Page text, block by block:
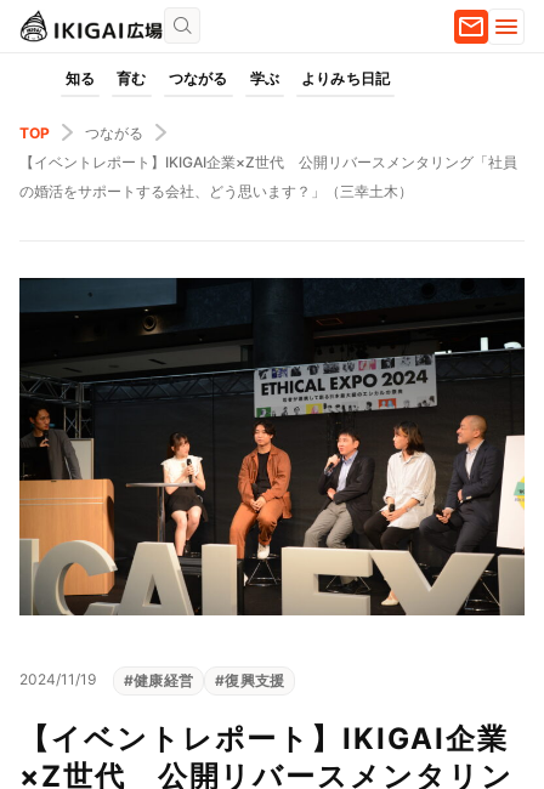
知る 育む つながる 学ぶ よりみち日記
TOP
つながる
【イベントレポート】IKIGAI企業×Z世代 公開リバースメンタリング「社員
の婚活をサポートする会社、どう思います？」（三幸土木）
2024/11/19 #健康経営 #復興支援
【イベントレポート】IKIGAI企業
×Z世代 公開リバースメンタリン